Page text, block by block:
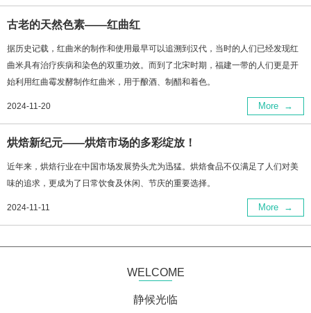
古老的天然色素——红曲红
据历史记载，红曲米的制作和使用最早可以追溯到汉代，当时的人们已经发现红
曲米具有治疗疾病和染色的双重功效。而到了北宋时期，福建一带的人们更是开
始利用红曲霉发酵制作红曲米，用于酿酒、制醋和着色。
2024-11-20 More →
烘焙新纪元——烘焙市场的多彩绽放！
近年来，烘焙行业在中国市场发展势头尤为迅猛。烘焙食品不仅满足了人们对美
味的追求，更成为了日常饮食及休闲、节庆的重要选择。
2024-11-11 More →
WELCOME
静候光临